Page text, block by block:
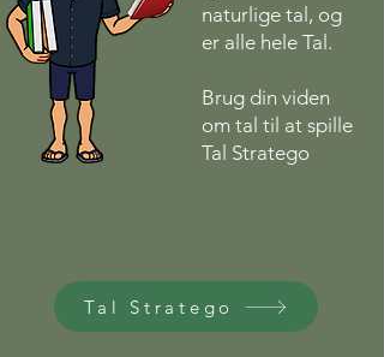
naturlige tal, og
er alle hele Tal.
Brug din viden
om tal til at spille
Tal Stratego
Tal Stratego